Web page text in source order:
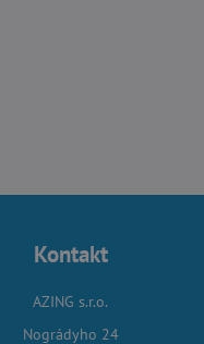
Kontakt
AZING s.r.o.
Nográdyho 24